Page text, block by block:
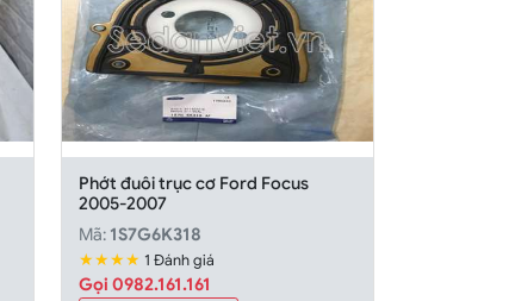
Phớt đuôi trục cơ Ford Focus
2005-2007
Mã: 1S7G6K318
★★★★ 1 Đánh giá
Gọi 0982.161.161